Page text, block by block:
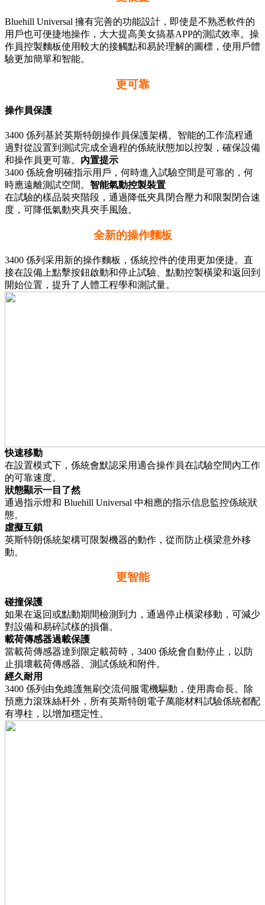
Bluehill Universal 擁有完善的功能設計，即使是不熟悉軟件的
用戶也可便捷地操作，大大提高美女搞基APP的測試效率。操
作員控製麵板使用較大的接觸點和易於理解的圖標，使用戶體
驗更加簡單和智能。
更可靠
操作員保護
3400 係列基於英斯特朗操作員保護架構。智能的工作流程通
過對從設置到測試完成全過程的係統狀態加以控製，確保設備
和操作員更可靠。 內置提示
3400 係統會明確指示用戶，何時進入試驗空間是可靠的，何
時應遠離測試空間。 智能氣動控製裝置
在試驗的樣品裝夾階段，通過降低夾具閉合壓力和限製閉合速
度，可降低氣動夾具夾手風險。
全新的操作麵板
3400 係列采用新的操作麵板，係統控件的使用更加便捷。直
接在設備上點擊按鈕啟動和停止試驗、點動控製橫梁和返回到
開始位置，提升了人體工程學和測試量。
快速移動
在設置模式下，係統會默認采用適合操作員在試驗空間內工作
的可靠速度。
狀態顯示一目了然
通過指示燈和 Bluehill Universal 中相應的指示信息監控係統狀
態。
虛擬互鎖
英斯特朗係統架構可限製機器的動作，從而防止橫梁意外移
動。
更智能
碰撞保護
如果在返回或點動期間檢測到力，通過停止橫梁移動，可減少
對設備和易碎試樣的損傷。
載荷傳感器過載保護
當載荷傳感器達到限定載荷時，3400 係統會自動停止，以防
止損壞載荷傳感器、測試係統和附件。
經久耐用
3400 係列由免維護無刷交流伺服電機驅動，使用壽命長。除
預應力滾珠絲杆外，所有英斯特朗電子萬能材料試驗係統都配
有導柱，以增加穩定性。